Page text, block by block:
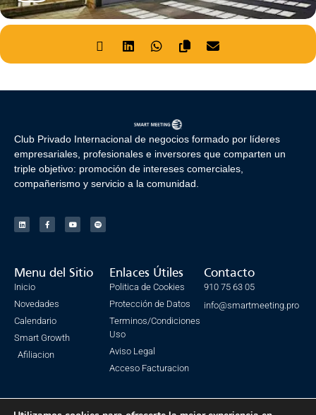
Club Privado Internacional de negocios formado por líderes
empresariales, profesionales e inversores que comparten un
triple objetivo: promoción de intereses comerciales,
compañerismo y servicio a la comunidad.
Menu del Sitio
Inicio
Novedades
Calendario
Smart Growth
Afiliacion
Enlaces Útiles
Politica de Cookies
Protección de Datos
Terminos/Condiciones
Uso
Aviso Legal
Acceso Facturacion
Contacto
910 75 63 05
info@smartmeeting.pro